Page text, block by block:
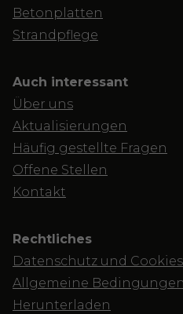
Betonplatten
Strandpflege
Auch interessant
Über uns
Aktualisierungen
Häufig gestellte Fragen
Offene Stellen
Kontakt
Rechtliches
Datenschutz und Cookies
Allgemeine
Herunterladen